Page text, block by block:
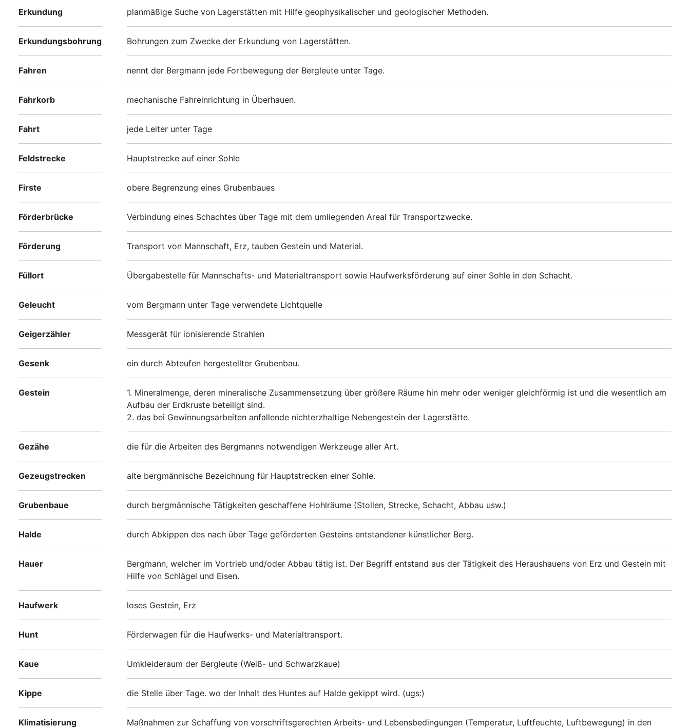
Erkundung planmäßige Suche von Lagerstätten mit Hilfe geophysikalischer und geologischer Methoden.
Erkundungsbohrung Bohrungen zum Zwecke der Erkundung von Lagerstätten.
Fahren nennt der Bergmann jede Fortbewegung der Bergleute unter Tage.
Fahrkorb mechanische Fahreinrichtung in Überhauen.
Fahrt jede Leiter unter Tage
Feldstrecke Hauptstrecke auf einer Sohle
Firste obere Begrenzung eines Grubenbaues
Förderbrücke Verbindung eines Schachtes über Tage mit dem umliegenden Areal für Transportzwecke.
Förderung Transport von Mannschaft, Erz, tauben Gestein und Material.
Füllort Übergabestelle für Mannschafts- und Materialtransport sowie Haufwerksförderung auf einer Sohle in den Schacht.
Geleucht vom Bergmann unter Tage verwendete Lichtquelle
Geigerzähler Messgerät für ionisierende Strahlen
Gesenk ein durch Abteufen hergestellter Grubenbau.
Gestein
1. Mineralmenge, deren mineralische Zusammensetzung über größere Räume hin mehr oder weniger gleichförmig ist und die wesentlich am
Aufbau der Erdkruste beteiligt sind.
2. das bei Gewinnungsarbeiten anfallende nichterzhaltige Nebengestein der Lagerstätte.
Gezähe die für die Arbeiten des Bergmanns notwendigen Werkzeuge aller Art.
Gezeugstrecken alte bergmännische Bezeichnung für Hauptstrecken einer Sohle.
Grubenbaue durch bergmännische Tätigkeiten geschaffene Hohlräume (Stollen, Strecke, Schacht, Abbau usw.)
Halde durch Abkippen des nach über Tage geförderten Gesteins entstandener künstlicher Berg.
Hauer
Bergmann, welcher im Vortrieb und/oder Abbau tätig ist. Der Begriff entstand aus der Tätigkeit des Heraushauens von Erz und Gestein mit
Hilfe von Schlägel und Eisen.
Haufwerk loses Gestein, Erz
Hunt Förderwagen für die Haufwerks- und Materialtransport.
Kaue Umkleideraum der Bergleute (Weiß- und Schwarzkaue)
Kippe die Stelle über Tage. wo der Inhalt des Huntes auf Halde gekippt wird. (ugs:)
Klimatisierung
Maßnahmen zur Schaffung von vorschriftsgerechten Arbeits- und Lebensbedingungen (Temperatur, Luftfeuchte, Luftbewegung) in den